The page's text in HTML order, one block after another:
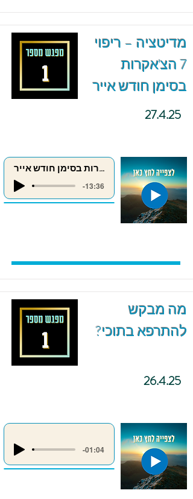
מדיטציה – ריפוי
7 הצ'אקרות
בסימן חודש אייר
27.4.25
ריפוי 7 הצ'אקרות בסימן חודש אייר
-13:36
מה מבקש
להתרפא בתוכי?
26.4.25
-01:04